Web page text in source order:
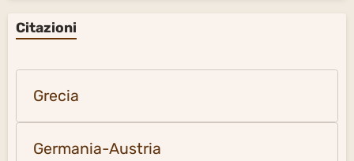
Citazioni
Grecia
Germania-Austria